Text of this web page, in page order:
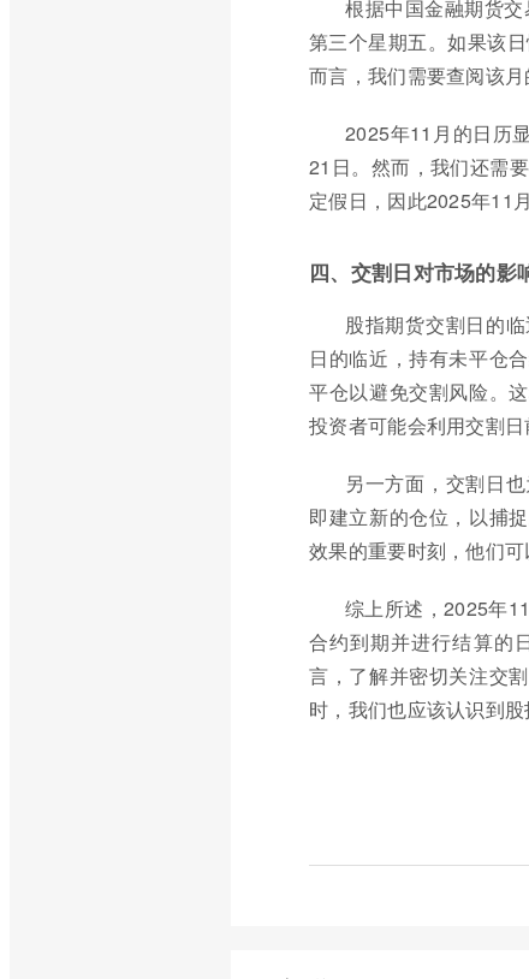
根据中国金融期货
第三个星期五。如果该
而言，我们需要查阅该月
2025年11月的日历
21日。然而，我们还需
定假日，因此2025年11
四、交割日对市场的影
股指期货交割日的
日的临近，持有未平仓
平仓以避免交割风险。
投资者可能会利用交割
另一方面，交割日
即建立新的仓位，以捕
效果的重要时刻，他们
综上所述，2025年
合约到期并进行结算的
言，了解并密切关注交
时，我们也应该认识到